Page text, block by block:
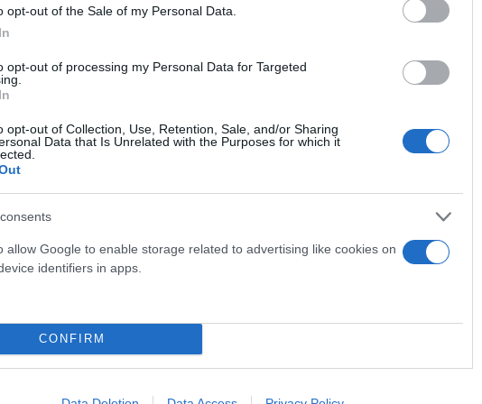
opt-out of the Sale of my Personal Data.
opt-out of processing my Personal Data for Targeted
opt-out of Collection, Use, Retention, Sale, and/or Sharing
Data that Is Unrelated with the Purposes for which it
allow Google to enable storage related to advertising like cookies on
identifiers in apps.
CONFIRM
την Ουκρανία έχει αλλάξει τα δεδομένα.
στοιχείων βρίσκεται στο Euroclear, υπό βελγικό
σχέδιο έχει δημιουργήσει εμφανή δυσφορία σε
Βαν Πέτεγκεμ δεν μπορεί να εκλεγεί χωρίς συμφωνία για το